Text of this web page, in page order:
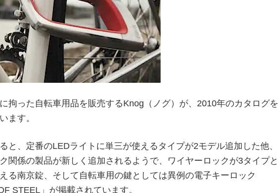
拘った自転車用品を販売するKnog（ノグ）が、2010年のカタログを
ます。
と、定番のLEDライトに単三が使えるタイプが2モデル追加した他、
関係の製品が新しく追加されるようで、ワイヤーロックが3タイプと
る南京錠、そして自転車用の鍵としては異例の電子キーロック
STEEL」が掲載されています。